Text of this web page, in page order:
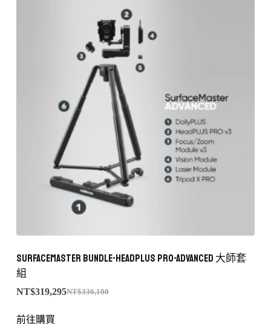
SurfaceMaster Bundle-HeadPLUS PRO-Advanced 大師套
組
NT$336,100
NT$319,295
前往購買